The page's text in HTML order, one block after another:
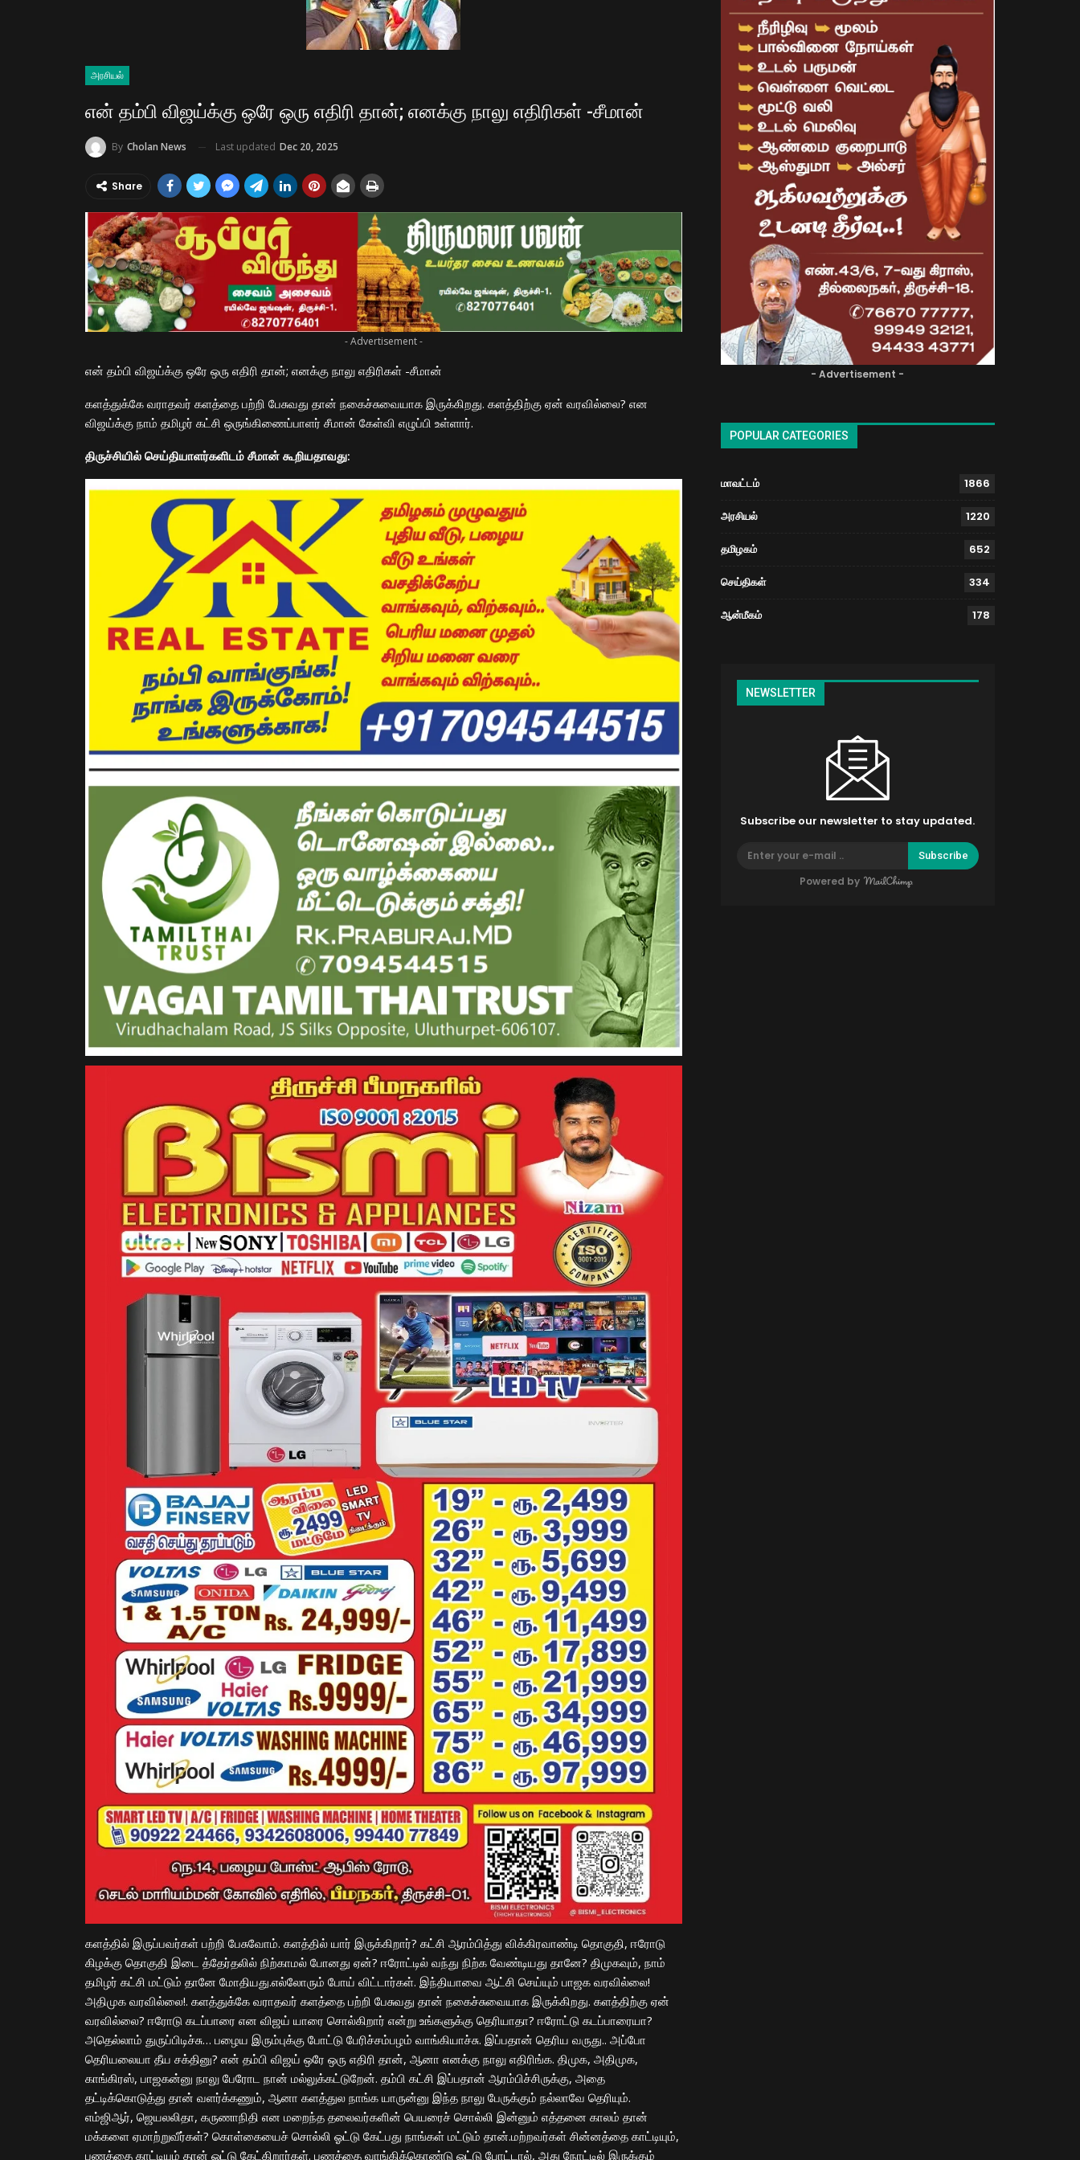
அரசியல்
என் தம்பி விஜய்க்கு ஒரே ஒரு எதிரி தான்; எனக்கு நாலு எதிரிகள் -சீமான்
By Cholan News Last updated Dec 20, 2025
Share
- Advertisement -
என் தம்பி விஜய்க்கு ஒரே ஒரு எதிரி தான்; எனக்கு நாலு எதிரிகள் -சீமான்
களத்துக்கே வராதவர் களத்தை பற்றி பேசுவது தான் நகைச்சுவையாக இருக்கிறது. களத்திற்கு ஏன் வரவில்லை? என
விஜய்க்கு நாம் தமிழர் கட்சி ஒருங்கிணைப்பாளர் சீமான் கேள்வி எழுப்பி உள்ளார்.
திருச்சியில் செய்தியாளர்களிடம் சீமான் கூறியதாவது:
களத்தில் இருப்பவர்கள் பற்றி பேசுவோம். களத்தில் யார் இருக்கிறார்? கட்சி ஆரம்பித்து விக்கிரவாண்டி தொகுதி, ஈரோடு
கிழக்கு தொகுதி இடை த்தேர்தலில் நிற்காமல் போனது ஏன்? ஈரோட்டில் வந்து நிற்க வேண்டியது தானே? திமுகவும், நாம்
தமிழர் கட்சி மட்டும் தானே மோதியது.எல்லோரும் போய் விட்டார்கள். இந்தியாவை ஆட்சி செய்யும் பாஜக வரவில்லை!
அதிமுக வரவில்லை!. களத்துக்கே வராதவர் களத்தை பற்றி பேசுவது தான் நகைச்சுவையாக இருக்கிறது. களத்திற்கு ஏன்
வரவில்லை? ஈரோடு கடப்பாரை என விஜய் யாரை சொல்கிறார் என்று உங்களுக்கு தெரியாதா? ஈரோட்டு கடப்பாரையா?
அதெல்லாம் துருப்பிடிச்சு… பழைய இரும்புக்கு போட்டு பேரிச்சம்பழம் வாங்கியாச்சு. இப்பதான் தெரிய வருது.. அப்போ
தெரியலையா தீய சக்தினு? என் தம்பி விஜய் ஒரே ஒரு எதிரி தான், ஆனா எனக்கு நாலு எதிரிங்க. திமுக, அதிமுக,
காங்கிரஸ், பாஜகன்னு நாலு பேரோட நான் மல்லுக்கட்டுறேன். தம்பி கட்சி இப்பதான் ஆரம்பிச்சிருக்கு, அதை
தட்டிக்கொடுத்து தான் வளர்க்கணும், ஆனா களத்துல நாங்க யாருன்னு இந்த நாலு பேருக்கும் நல்லாவே தெரியும்.
எம்ஜிஆர், ஜெயலலிதா, கருணாநிதி என மறைந்த தலைவர்களின் பெயரைச் சொல்லி இன்னும் எத்தனை காலம் தான்
மக்களை ஏமாற்றுவீர்கள்? கொள்கையைச் சொல்லி ஓட்டு கேட்பது நாங்கள் மட்டும் தான்.மற்றவர்கள் சின்னத்தை காட்டியும்,
பணத்தை காட்டியும் தான் ஓட்டு கேட்கிறார்கள். பணத்தை வாங்கிக்கொண்டு ஓட்டு போட்டால், அது நோட்டில் இருக்கும்
- Advertisement -
POPULAR CATEGORIES
மாவட்டம் 1866
அரசியல் 1220
தமிழகம் 652
செய்திகள் 334
ஆன்மீகம் 178
NEWSLETTER
Subscribe our newsletter to stay updated.
Subscribe
Powered by